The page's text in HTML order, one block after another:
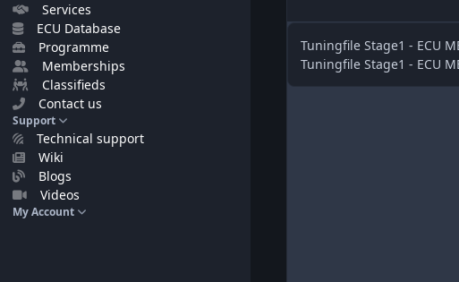
Services
ECU Database
Programme
Memberships
Classifieds
Contact us
Support
Technical support
Wiki
Blogs
Videos
My Account
Tuningfile Stage1 - ECU
Tuningfile Stage1 - ECU